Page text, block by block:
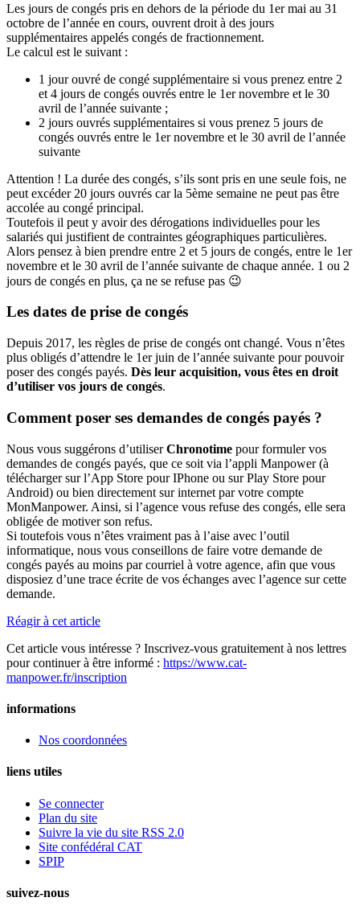
Les jours de congés pris en dehors de la période du 1er mai au 31
octobre de l’année en cours, ouvrent droit à des jours
supplémentaires appelés congés de fractionnement.
Le calcul est le suivant :
1 jour ouvré de congé supplémentaire si vous prenez entre 2
et 4 jours de congés ouvrés entre le 1er novembre et le 30
avril de l’année suivante ;
2 jours ouvrés supplémentaires si vous prenez 5 jours de
congés ouvrés entre le 1er novembre et le 30 avril de l’année
suivante
Attention ! La durée des congés, s’ils sont pris en une seule fois, ne
peut excéder 20 jours ouvrés car la 5ème semaine ne peut pas être
accolée au congé principal.
Toutefois il peut y avoir des dérogations individuelles pour les
salariés qui justifient de contraintes géographiques particulières.
Alors pensez à bien prendre entre 2 et 5 jours de congés, entre le 1er
novembre et le 30 avril de l’année suivante de chaque année. 1 ou 2
jours de congés en plus, ça ne se refuse pas 😉
Les dates de prise de congés
Depuis 2017, les règles de prise de congés ont changé. Vous n’êtes
plus obligés d’attendre le 1er juin de l’année suivante pour pouvoir
poser des congés payés. Dès leur acquisition, vous êtes en droit
d’utiliser vos jours de congés.
Comment poser ses demandes de congés payés ?
Nous vous suggérons d’utiliserChronotime pour formuler vos
demandes de congés payés, que ce soit via l’appli Manpower (à
télécharger sur l’App Store pour IPhone ou sur Play Store pour
Android) ou bien directement sur internet par votre compte
MonManpower. Ainsi, si l’agence vous refuse des congés, elle sera
obligée de motiver son refus.
Si toutefois vous n’êtes vraiment pas à l’aise avec l’outil
informatique, nous vous conseillons de faire votre demande de
congés payés au moins par courriel à votre agence, afin que vous
disposiez d’une trace écrite de vos échanges avec l’agence sur cette
demande.
Réagir à cet article
Cet article vous intéresse ? Inscrivez-vous gratuitement à nos lettres
pour continuer à être informé : https://www.cat-
manpower.fr/inscription
informations
Nos coordonnées
liens utiles
Se connecter
Plan du site
Suivre la vie du site RSS 2.0
Site confédéral CAT
SPIP
suivez-nous